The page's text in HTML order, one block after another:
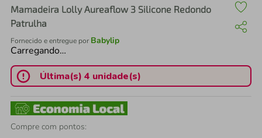
Mamadeira Lolly Aureaflow 3 Silicone Redondo
Patrulha
Fornecido e entregue por Babylip
Carregando…
Última(s) 4 unidade(s)
Compre com pontos: